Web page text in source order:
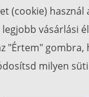
(cookie) használ
vásárlási
"Értem" gombra,
milyen